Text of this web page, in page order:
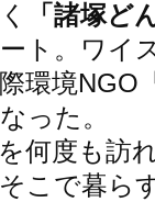
「諸塚ど
ト。ワイ
環境NGO
った。
何度も訪
こで暮ら